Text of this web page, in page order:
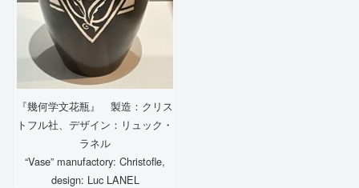
『幾何学文花瓶』 製造：クリス
トフル社、デザイン：リュック・
ラネル
“Vase” manufactory: Christofle,
design: Luc LANEL